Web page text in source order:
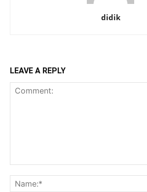
didik
LEAVE A REPLY